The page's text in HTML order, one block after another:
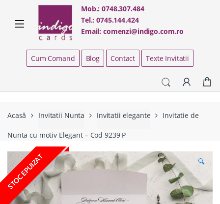
navigation
content
Mob.:0748.307.484
Tel.:0745.144.424
Email:comenzi@indigo.com.ro
Cum Comand Blog Contact Texte Invitatii
Acasă Invitatii Nunta Invitatii elegante Invitatie de
Nunta cu motiv Elegant – Cod 9239 P
STOC EPUIZAT 🔍